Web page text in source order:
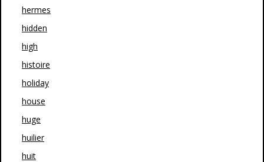
hermes
hidden
high
histoire
holiday
house
huge
huilier
huit